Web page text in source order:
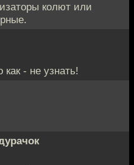
колют или
- не узнать!